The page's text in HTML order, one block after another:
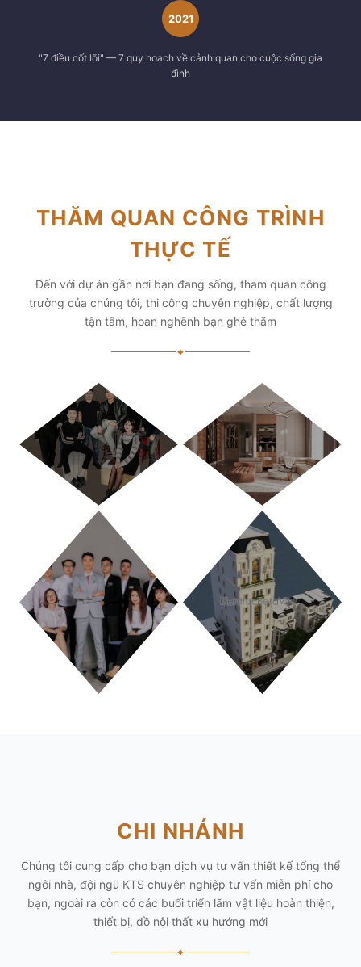
2021
"7 điều cốt lõi" — 7 quy hoạch về cảnh quan cho cuộc sống gia
đình
THĂM QUAN CÔNG TRÌNH
THỰC TẾ
Đến với dự án gần nơi bạn đang sống, tham quan công
trường của chúng tôi, thi công chuyên nghiệp, chất lượng
tận tâm, hoan nghênh bạn ghé thăm
✦
TP. HỒ CHÍ MINH
CHI NHÁNH
Chúng tôi cung cấp cho bạn dịch vụ tư vấn thiết kế tổng thể
ngôi nhà, đội ngũ KTS chuyên nghiệp tư vấn miễn phí cho
bạn, ngoài ra còn có các buổi triển lãm vật liệu hoàn thiện,
thiết bị, đồ nội thất xu hướng mới
✦